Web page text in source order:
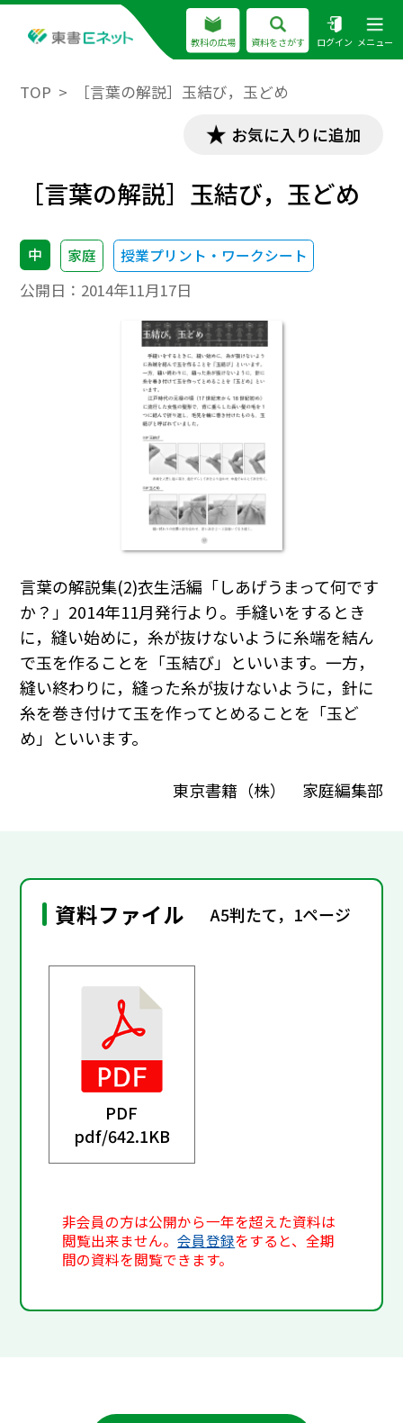
教科の広場 資料をさがす ログイン メニュー
TOP ［言葉の解説］玉結び，玉どめ
お気に入りに追加
［言葉の解説］玉結び，玉どめ
中 家庭 授業プリント・ワークシート
公開日： 2014年11月17日
言葉の解説集(2)衣生活編「しあげうまって何です
か？」2014年11月発行より。手縫いをするとき
に，縫い始めに，糸が抜けないように糸端を結ん
で玉を作ることを「玉結び」といいます。一方，
縫い終わりに，縫った糸が抜けないように，針に
糸を巻き付けて玉を作ってとめることを「玉ど
め」といいます。
東京書籍（株） 家庭編集部
資料ファイル A5判たて，1ページ
PDF
pdf/642.1KB
非会員の方は公開から一年を超えた資料は
閲覧出来ません。会員登録をすると、全期
間の資料を閲覧できます。